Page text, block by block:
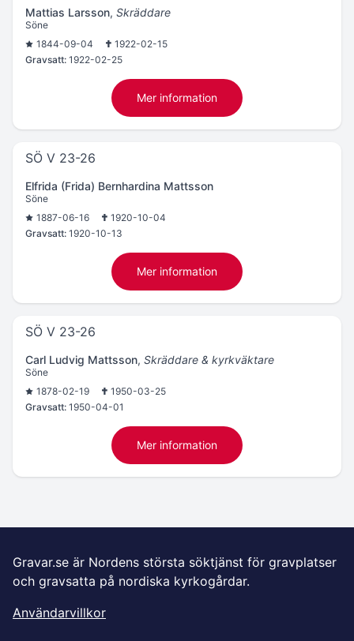
Mattias Larsson, Skräddare
Söne
1844-09-04
1922-02-15
Gravsatt: 1922-02-25
Mer information
SÖ V 23-26
Elfrida (Frida) Bernhardina Mattsson
Söne
1887-06-16
1920-10-04
Gravsatt: 1920-10-13
Mer information
SÖ V 23-26
Carl Ludvig Mattsson, Skräddare & kyrkväktare
Söne
1878-02-19
1950-03-25
Gravsatt: 1950-04-01
Mer information
Gravar.se är Nordens största söktjänst för gravplatser
och gravsatta på nordiska kyrkogårdar.
Användarvillkor